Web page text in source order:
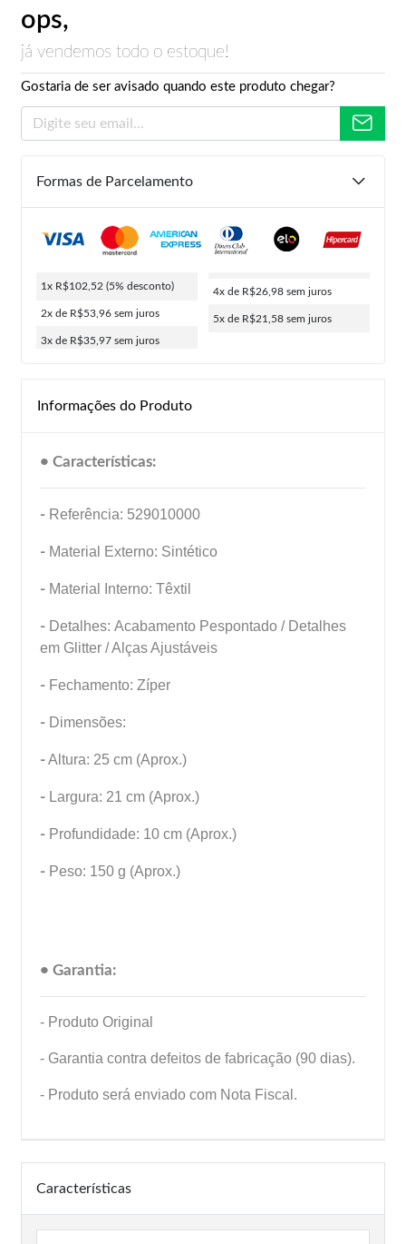
ops,
já vendemos todo o estoque!
Gostaria de ser avisado quando este produto chegar?
Formas de Parcelamento
1x R$102,52 (5% desconto)
2x de R$53,96 sem juros
3x de R$35,97 sem juros
4x de R$26,98 sem juros
5x de R$21,58 sem juros
Informações do Produto
• Características:
- Referência: 529010000
- Material Externo: Sintético
- Material Interno: Têxtil
- Detalhes: Acabamento Pespontado / Detalhes
em Glitter / Alças Ajustáveis
- Fechamento: Zíper
- Dimensões:
-Altura: 25 cm (Aprox.)
- Largura: 21 cm (Aprox.)
- Profundidade: 10 cm (Aprox.)
- Peso: 150 g (Aprox.)
• Garantia:
- Produto Original
- Garantia contra defeitos de fabricação (90 dias).
- Produto será enviado com Nota Fiscal.
Características